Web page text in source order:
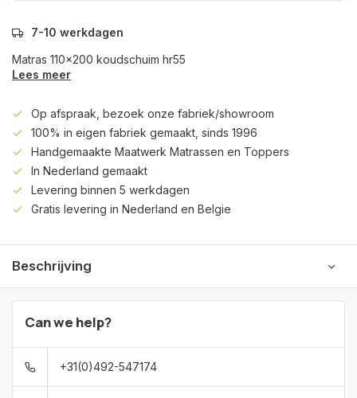
7-10 werkdagen
Matras 110x200 koudschuim hr55
Lees meer
Op afspraak, bezoek onze fabriek/showroom
100% in eigen fabriek gemaakt, sinds 1996
Handgemaakte Maatwerk Matrassen en Toppers
In Nederland gemaakt
Levering binnen 5 werkdagen
Gratis levering in Nederland en Belgie
Beschrijving
Can we help?
+31(0)492-547174